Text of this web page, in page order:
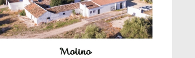
1936
Juntar las letras. La alfabetización en el
campo: del afán de saber a la